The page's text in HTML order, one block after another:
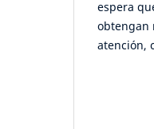
espera
obtengan
atención,